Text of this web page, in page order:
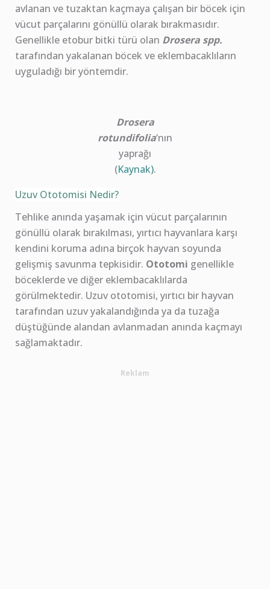
avlanan ve tuzaktan kaçmaya çalışan bir böcek için
vücut parçalarını gönüllü olarak bırakmasıdır.
Genellikle etobur bitki türü olan Drosera spp.
tarafından yakalanan böcek ve eklembacaklıların
uyguladığı bir yöntemdir.
Drosera
rotundifolia‘nın
yaprağı
(Kaynak).
Uzuv Ototomisi Nedir?
Tehlike anında yaşamak için vücut parçalarının
gönüllü olarak bırakılması, yırtıcı hayvanlara karşı
kendini koruma adına birçok hayvan soyunda
gelişmiş savunma tepkisidir. Ototomi genellikle
böceklerde ve diğer eklembacaklılarda
görülmektedir. Uzuv ototomisi, yırtıcı bir hayvan
tarafından uzuv yakalandığında ya da tuzağa
düştüğünde alandan avlanmadan anında kaçmayı
sağlamaktadır.
Reklam